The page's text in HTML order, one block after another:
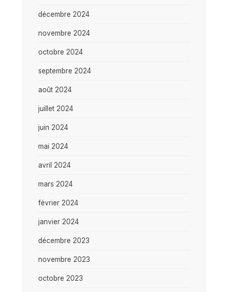
décembre 2024
novembre 2024
octobre 2024
septembre 2024
août 2024
juillet 2024
juin 2024
mai 2024
avril 2024
mars 2024
février 2024
janvier 2024
décembre 2023
novembre 2023
octobre 2023